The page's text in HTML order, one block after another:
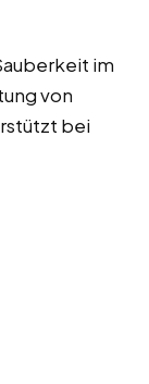
im
von
bei